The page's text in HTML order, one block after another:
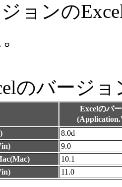
ョンの
のバージ
Excelのバ
8.0d
9.0
10.1
11.0